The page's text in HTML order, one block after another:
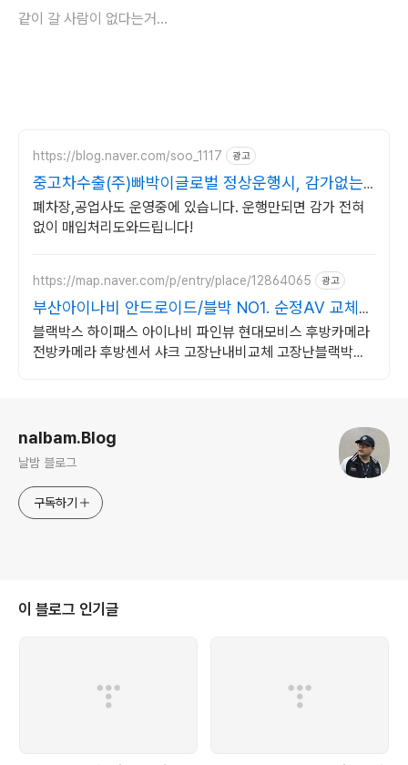
같이 갈 사람이 없다는거...
https://blog.naver.com/soo_1117 광고
중고차수출(주)빠박이글로벌 정상운행시, 감가없는
업체
폐차장,공업사도 운영중에 있습니다. 운행만되면 감가 전혀
없이 매입처리도와드립니다!
https://map.naver.com/p/entry/place/12864065 광고
부산아이나비 안드로이드/블박 NO1. 순정AV 교체설
치!
블랙박스 하이패스 아이나비 파인뷰 현대모비스 후방카메라
전방카메라 후방센서 샤크 고장난내비교체 고장난블랙박스
nalbam.Blog
날밤 블로그
구독하기
이 블로그 인기글